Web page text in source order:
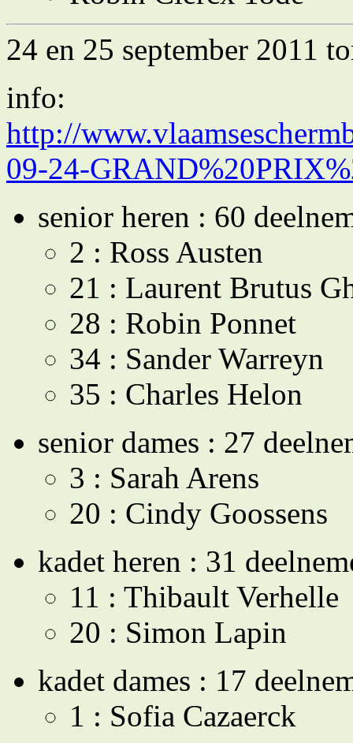
24 en 25 september 2011
info:
http://
09-24-
senior heren : 60
2 : Ross Austen
21 : Laurent Brutus
28 : Robin Ponnet
34 : Sander Warreyn
35 : Charles Helon
senior dames : 27
3 : Sarah Arens
20 : Cindy Goossens
kadet heren : 31
11 : Thibault Verhelle
20 : Simon Lapin
kadet dames : 17
1 : Sofia Cazaerck